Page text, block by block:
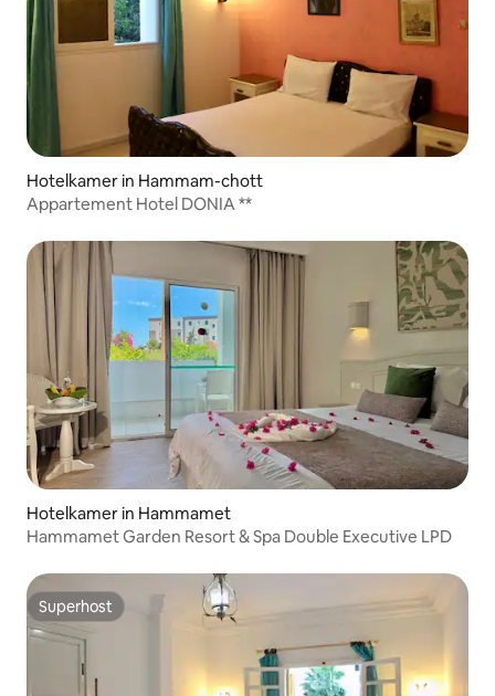
Hotelkamer in Hammam-chott
Appartement Hotel DONIA **
Hotelkamer in Hammamet
Hammamet Garden Resort & Spa Double Executive LPD
Superhost
Superhost